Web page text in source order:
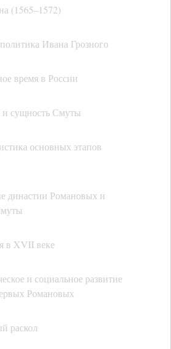
(1565–1572)
Ивана Грозного
время в России
сущность Смуты
основных этапов
династии Романовых и
в XVII веке
и социальное развитие
Романовых
раскол